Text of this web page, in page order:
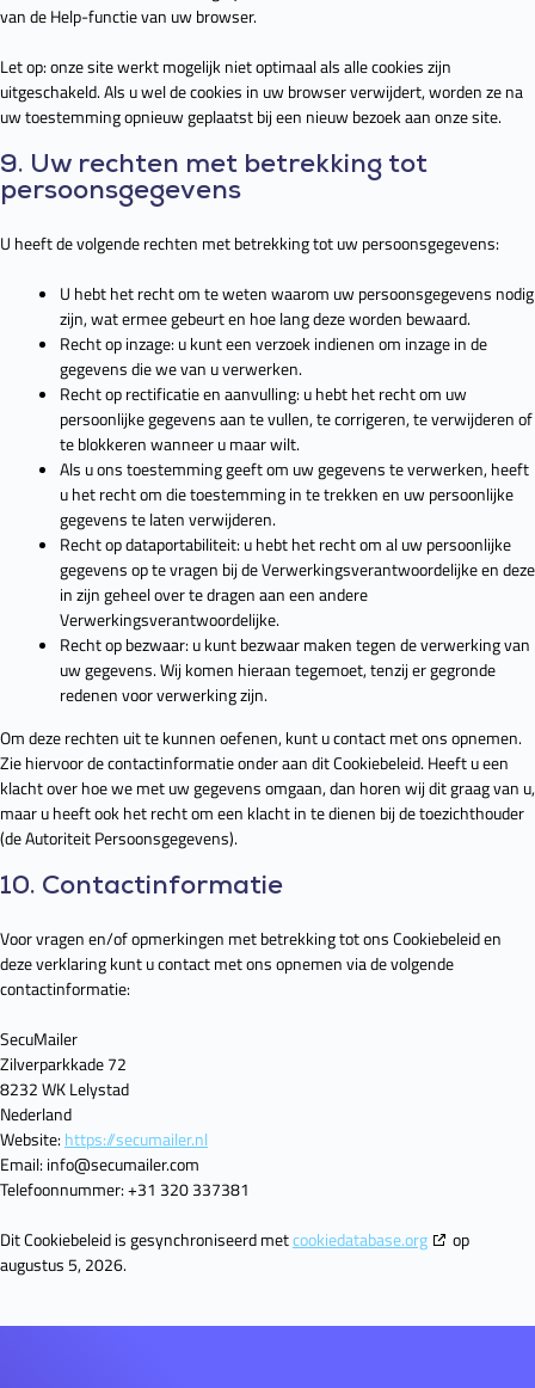
van de Help-functie van uw browser.
Let op: onze site werkt mogelijk niet optimaal als alle cookies zijn
uitgeschakeld. Als u wel de cookies in uw browser verwijdert, worden ze na
uw toestemming opnieuw geplaatst bij een nieuw bezoek aan onze site.
9. Uw rechten met betrekking tot
persoonsgegevens
U heeft de volgende rechten met betrekking tot uw persoonsgegevens:
U hebt het recht om te weten waarom uw persoonsgegevens nodig
zijn, wat ermee gebeurt en hoe lang deze worden bewaard.
Recht op inzage: u kunt een verzoek indienen om inzage in de
gegevens die we van u verwerken.
Recht op rectificatie en aanvulling: u hebt het recht om uw
persoonlijke gegevens aan te vullen, te corrigeren, te verwijderen of
te blokkeren wanneer u maar wilt.
Als u ons toestemming geeft om uw gegevens te verwerken, heeft
u het recht om die toestemming in te trekken en uw persoonlijke
gegevens te laten verwijderen.
Recht op dataportabiliteit: u hebt het recht om al uw persoonlijke
gegevens op te vragen bij de Verwerkingsverantwoordelijke en deze
in zijn geheel over te dragen aan een andere
Verwerkingsverantwoordelijke.
Recht op bezwaar: u kunt bezwaar maken tegen de verwerking van
uw gegevens. Wij komen hieraan tegemoet, tenzij er gegronde
redenen voor verwerking zijn.
Om deze rechten uit te kunnen oefenen, kunt u contact met ons opnemen.
Zie hiervoor de contactinformatie onder aan dit Cookiebeleid. Heeft u een
klacht over hoe we met uw gegevens omgaan, dan horen wij dit graag van u,
maar u heeft ook het recht om een klacht in te dienen bij de toezichthouder
(de Autoriteit Persoonsgegevens).
10. Contactinformatie
Voor vragen en/of opmerkingen met betrekking tot ons Cookiebeleid en
deze verklaring kunt u contact met ons opnemen via de volgende
contactinformatie:
SecuMailer
Zilverparkkade 72
8232 WK Lelystad
Nederland
Website:https://secumailer.nl
Email:info@secumailer.com
Telefoonnummer: +31 320 337381
Dit Cookiebeleid is gesynchroniseerd metcookiedatabase.org
op
augustus 5, 2026.